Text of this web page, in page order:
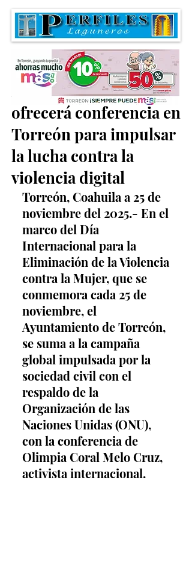
Activista internacional
ofrecerá conferencia en
Torreón para impulsar
la lucha contra la
violencia digital
Torreón, Coahuila a 25 de
noviembre del 2025.- En el
marco del Día
Internacional para la
Eliminación de la Violencia
contra la Mujer, que se
conmemora cada 25 de
noviembre, el
Ayuntamiento de Torreón,
se suma a la campaña
global impulsada por la
sociedad civil con el
respaldo de la
Organización de las
Naciones Unidas (ONU),
con la conferencia de
Olimpia Coral Melo Cruz,
activista internacional.